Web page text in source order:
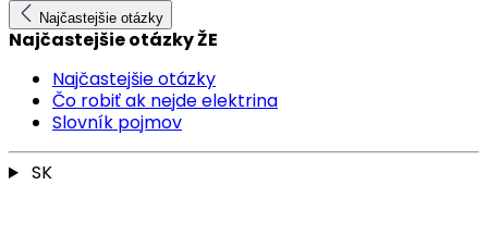
Najčastejšie otázky
Najčastejšie otázky ŽE
Najčastejšie otázky
Čo robiť ak nejde elektrina
Slovník pojmov
SK